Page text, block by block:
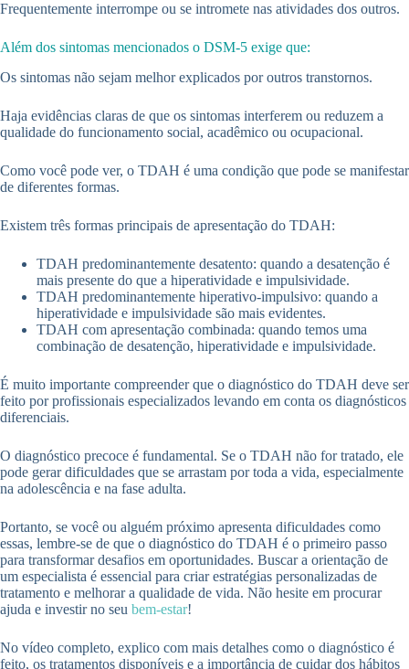
Frequentemente interrompe ou se intromete nas atividades dos outros.
Além dos sintomas mencionados o DSM-5 exige que:
Os sintomas não sejam melhor explicados por outros transtornos.
Haja evidências claras de que os sintomas interferem ou reduzem a
qualidade do funcionamento social, acadêmico ou ocupacional.
Como você pode ver, o TDAH é uma condição que pode se manifestar
de diferentes formas.
Existem três formas principais de apresentação do TDAH:
TDAH predominantemente desatento: quando a desatenção é
mais presente do que a hiperatividade e impulsividade.
TDAH predominantemente hiperativo-impulsivo: quando a
hiperatividade e impulsividade são mais evidentes.
TDAH com apresentação combinada: quando temos uma
combinação de desatenção, hiperatividade e impulsividade.
É muito importante compreender que o diagnóstico do TDAH deve ser
feito por profissionais especializados levando em conta os diagnósticos
diferenciais.
O diagnóstico precoce é fundamental. Se o TDAH não for tratado, ele
pode gerar dificuldades que se arrastam por toda a vida, especialmente
na adolescência e na fase adulta.
Portanto, se você ou alguém próximo apresenta dificuldades como
essas, lembre-se de que o diagnóstico do TDAH é o primeiro passo
para transformar desafios em oportunidades. Buscar a orientação de
um especialista é essencial para criar estratégias personalizadas de
tratamento e melhorar a qualidade de vida. Não hesite em procurar
ajuda e investir no seu bem-estar!
No vídeo completo, explico com mais detalhes como o diagnóstico é
feito, os tratamentos disponíveis e a importância de cuidar dos hábitos